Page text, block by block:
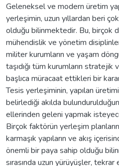
Geleneksel ve modern üretim
yerleşimin, uzun yıllardan beri
olduğu bilinmektedir. Bu, birçok
mühendislik ve yönetim
militer kurumların ve yaşam
taşıdığı tüm kurumların
başlıca müracaat ettikleri bir
Tesis yerleşiminin, yapılan
belirlediği akılda
ellerinden geleni yapmak
Birçok faktörün yerleşim
karmaşık yapıların ve akış
önemli bir paya sahip olduğu
sırasında uzun yürüyüşler,